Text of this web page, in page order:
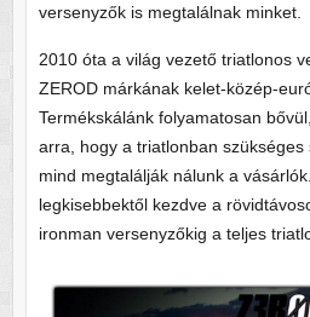
versenyzők is megtalálnak minket.
2010 óta a világ vezető triatlonos
ZEROD márkának kelet-közép-
Termékskálánk folyamatosan
arra, hogy a triatlonban
mind megtalálják nálunk a
legkisebbektől kezdve a
ironman versenyzőkig a teljes